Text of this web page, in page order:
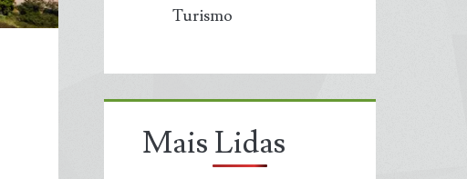
Turismo
Mais Lidas